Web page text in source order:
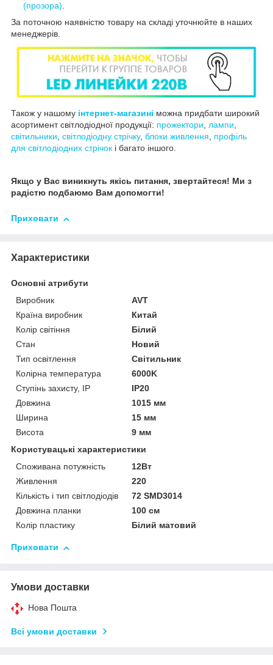
(прозора)
За поточною наявністю товару на складі уточнюйте в наших
менеджерів.
Також у нашому інтернет-магазині можна придбати широкий
асортимент світлодіодної продукції: прожектори, лампи,
світильники, світлодіодну стрічку, блоки живлення, профіль
для світлодіодних стрічок і багато іншого.
Якщо у Вас виникнуть якісь питання, звертайтеся! Ми з
радістю подбаюмо Вам допомогти!
Приховати
Характеристики
Основні атрибути
Виробник
AVT
Країна виробник
Китай
Колір світіння
Білий
Стан
Новий
Тип освітлення
Світильник
Колірна температура
6000K
Ступінь захисту, IP
IP20
Довжина
1015 мм
Ширина
15 мм
Висота
9 мм
Користувацькі характеристики
Споживана потужність
12Вт
Живлення
220
Кількість і тип світлодіодів
72 SMD3014
Довжина планки
100 см
Колір пластику
Білий матовий
Приховати
Умови доставки
Нова Пошта
Всі умови доставки